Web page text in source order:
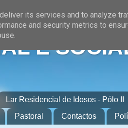
E
Lar Residencial de Idosos - Pólo II
Pastoral Contactos
its services and to analyze
and security metrics to